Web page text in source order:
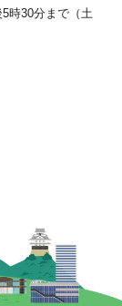
時30分まで（土